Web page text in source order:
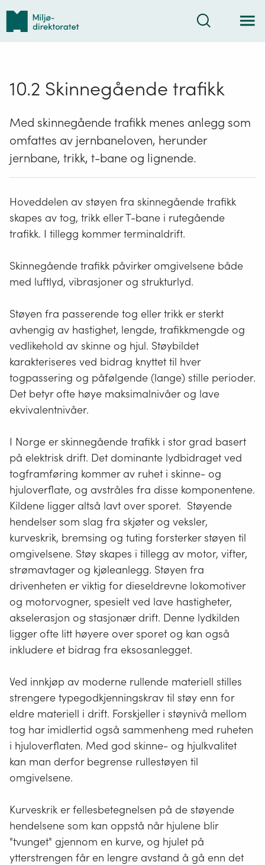
Tilbake
forsiden
Søk
10.2 Skinnegående trafikk
Med skinnegående trafikk menes anlegg som
omfattes av jernbaneloven, herunder
jernbane, trikk, t-bane og lignende.
Hoveddelen av støyen fra skinnegående trafikk
skapes av tog, trikk eller T-bane i rutegående
trafikk. I tillegg kommer terminaldrift.
Skinnegående trafikk påvirker omgivelsene både
med luftlyd, vibrasjoner og strukturlyd.
Støyen fra passerende tog eller trikk er sterkt
avhengig av hastighet, lengde, trafikkmengde og
vedlikehold av skinne og hjul. Støybildet
karakteriseres ved bidrag knyttet til hver
togpassering og påfølgende (lange) stille perioder.
Det betyr ofte høye maksimalnivåer og lave
ekvivalentnivåer.
I Norge er skinnegående trafikk i stor grad basert
på elektrisk drift. Det dominante lydbidraget ved
togframføring kommer av ruhet i skinne- og
hjuloverflate, og avstråles fra disse komponentene.
Kildene ligger altså lavt over sporet. Støyende
hendelser som slag fra skjøter og veksler,
kurveskrik, bremsing og tuting forsterker støyen til
omgivelsene. Støy skapes i tillegg av motor, vifter,
strømavtager og kjøleanlegg. Støyen fra
drivenheten er viktig for dieseldrevne lokomotiver
og motorvogner, spesielt ved lave hastigheter,
akselerasjon og stasjonær drift. Denne lydkilden
ligger ofte litt høyere over sporet og kan også
inkludere et bidrag fra eksosanlegget.
Ved innkjøp av moderne rullende materiell stilles
strengere typegodkjenningskrav til støy enn for
eldre materiell i drift. Forskjeller i støynivå mellom
tog har imidlertid også sammenheng med ruheten
i hjuloverflaten. Med god skinne- og hjulkvalitet
kan man derfor begrense rullestøyen til
omgivelsene.
Kurveskrik er fellesbetegnelsen på de støyende
hendelsene som kan oppstå når hjulene blir
"tvunget" gjennom en kurve, og hjulet på
ytterstrengen får en lengre avstand å gå enn det